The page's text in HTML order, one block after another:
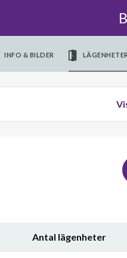
INFO & BILDER LÄGENHETER
Antal lägenheter